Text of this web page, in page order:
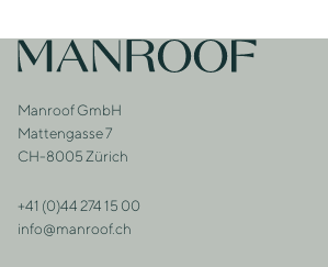
Footer
Zur Startseite
Adresse
Manroof GmbH
Mattengasse 7
CH-8005 Zürich
Kontakt
+41 (0)44 274 15 00
info@manroof.ch